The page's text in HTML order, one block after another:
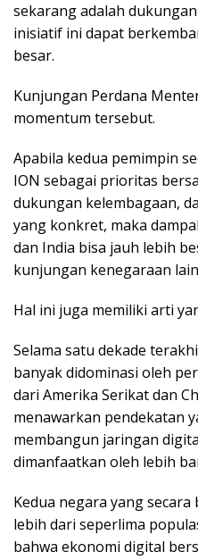
sekarang adalah
inisiatif ini dapat
besar.
Kunjungan Perdana
momentum tersebut.
Apabila kedua pemimpin
ION sebagai prioritas
dukungan kelembagaan,
yang konkret, maka
dan India bisa jauh lebih
kunjungan kenegaraan
Hal ini juga memiliki arti
Selama satu dekade
banyak didominasi oleh
dari Amerika Serikat dan
menawarkan pendekatan
membangun jaringan
dimanfaatkan oleh lebih
Kedua negara yang
lebih dari seperlima
bahwa ekonomi digital